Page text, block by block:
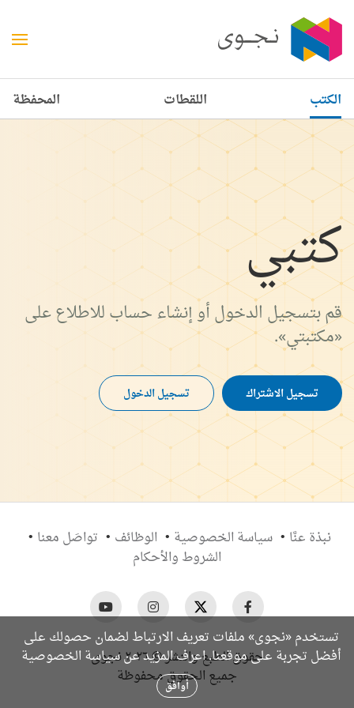
الكتب اللقطات المحفظة
كتبي
قم بتسجيل الدخول أو إنشاء حساب للاطلاع على
«مكتبتي».
تسجيل الاشتراك تسجيل الدخول
نبذة عنَّا سياسة الخصوصية الوظائف
تواصَل معنا
الشروط والأحكام
حقوق الطبع والنشر © ٢٠٢٦ نجوى
جميع الحقوق محفوظة
تستخدم «نجوى» ملفات تعريف الارتباط لضمان حصولك على
أفضل تجربة على موقعنا. اعرف المزيد عنسياسة الخصوصية
أوافق